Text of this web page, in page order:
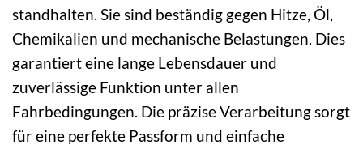
standhalten. Sie sind beständig gegen Hitze, Öl,
Chemikalien und mechanische Belastungen. Dies
garantiert eine lange Lebensdauer und
zuverlässige Funktion unter allen
Fahrbedingungen. Die präzise Verarbeitung sorgt
für eine perfekte Passform und einfache